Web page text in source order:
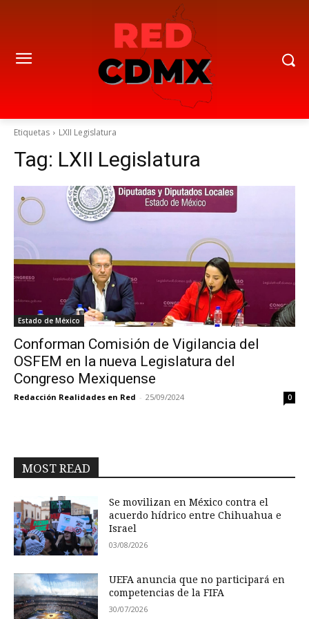
Etiquetas LXII Legislatura
Tag: LXII Legislatura
Estado de México
Conforman Comisión de Vigilancia del
OSFEM en la nueva Legislatura del
Congreso Mexiquense
Redacción Realidades en Red - 25/09/2024 0
MOST READ
Se movilizan en México contra el
acuerdo hídrico entre Chihuahua e
Israel
03/08/2026
UEFA anuncia que no participará en
competencias de la FIFA
30/07/2026